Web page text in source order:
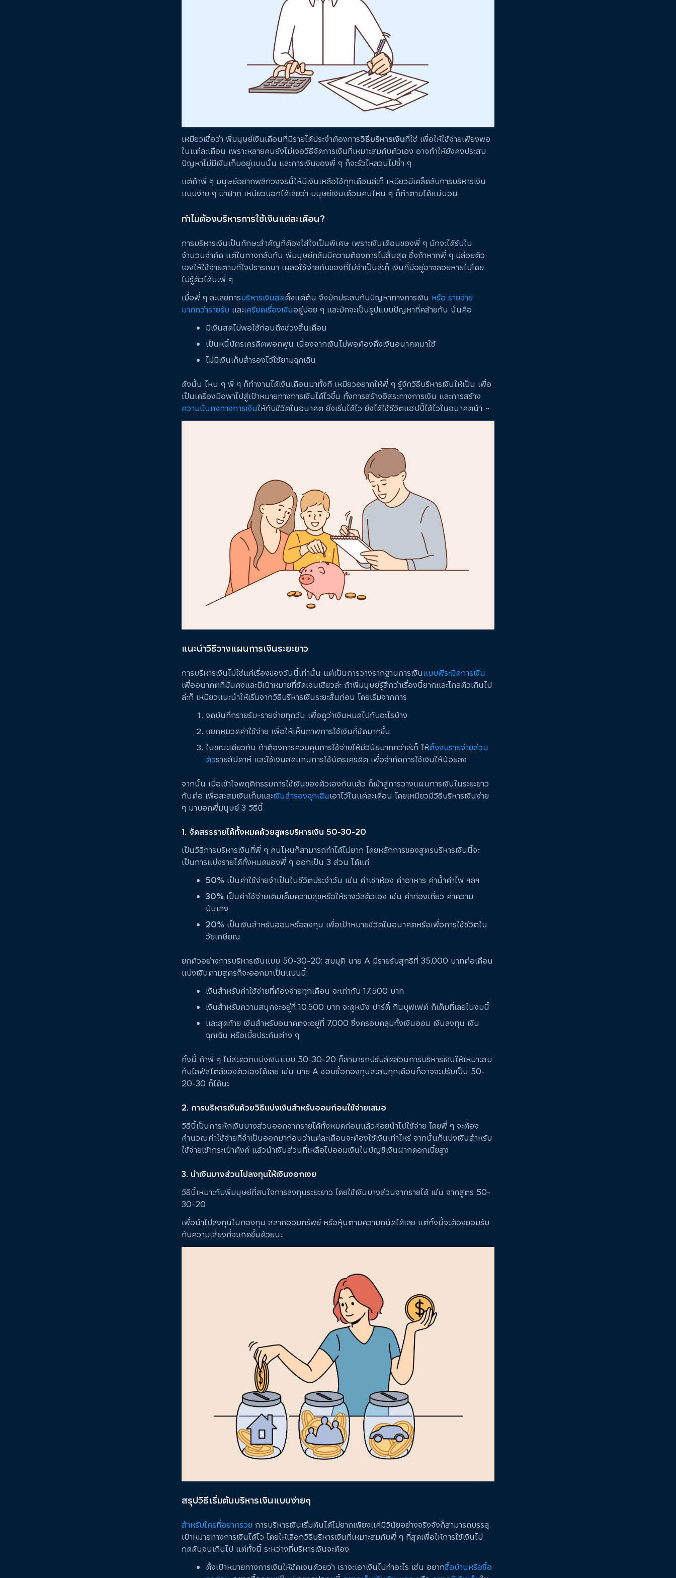
เหมียวเชื่อว่า พี่มนุษย์เงินเดือนที่มีรายได้ประจำต้องการวิธีบริหารเงินที่ใช่ เพื่อให้ใช้จ่ายเพียงพอ
ในแต่ละเดือน เพราะหลายคนยังไม่เจอวิธีจัดการเงินที่เหมาะสมกับตัวเอง อาจทำให้ยังคงประสบ
ปัญหาไม่มีเงินเก็บอยู่แบบนั้น และการเงินของพี่ ๆ ก็จะรั่วไหลวนไปซ้ำ ๆ
แต่ถ้าพี่ ๆ มนุษย์อยากพลิกวงจรนี้ให้มีเงินเหลือใช้ทุกเดือนล่ะก็ เหมียวมีเคล็ดลับการบริหารเงิน
แบบง่าย ๆ มาฝาก เหมียวบอกได้เลยว่า มนุษย์เงินเดือนคนไหน ๆ ก็ทำตามได้แน่นอน
ทําไมต้องบริหารการใช้เงินแต่ละเดือน?
การบริหารเงินเป็นทักษะสำคัญที่ต้องใส่ใจเป็นพิเศษ เพราะเงินเดือนของพี่ ๆ มักจะได้รับใน
จำนวนจำกัด แต่ในทางกลับกัน พี่มนุษย์กลับมีความต้องการไม่สิ้นสุด ซึ่งถ้าหากพี่ ๆ ปล่อยตัว
เองให้ใช้จ่ายตามที่ใจปรารถนา เผลอใช้จ่ายกับของที่ไม่จำเป็นล่ะก็ เงินที่มีอยู่อาจลอยหายไปโดย
ไม่รู้ตัวได้นะพี่ ๆ
เมื่อพี่ ๆ ละเลยการบริหารเงินสดตั้งแต่ต้น จึงมักประสบกับปัญหาทางการเงิน หรือ รายจ่าย
มากกว่ารายรับ และเครียดเรื่องเงินอยู่บ่อย ๆ และมักจะเป็นรูปแบบปัญหาที่คล้ายกัน นั่นคือ
มีเงินสดไม่พอใช้ก่อนถึงช่วงสิ้นเดือน
เป็นหนี้บัตรเครดิตพอกพูน เนื่องจากเงินไม่พอต้องดึงเงินอนาคตมาใช้
ไม่มีเงินเก็บสำรองไว้ใช้ยามฉุกเฉิน
ดังนั้น ไหน ๆ พี่ ๆ ก็ทำงานได้เงินเดือนมาทั้งที เหมียวอยากให้พี่ ๆ รู้จักวิธีบริหารเงินให้เป็น เพื่อ
เป็นเครื่องมือพาไปสู่เป้าหมายทางการเงินได้ไวขึ้น ทั้งการสร้างอิสระทางการเงิน และการสร้าง
ความมั่นคงทางการเงินให้กับชีวิตในอนาคต ยิ่งเริ่มได้ไว ยิ่งได้ใช้ชีวิตแฮปปี้ได้ไวในอนาคตน้า ~
แนะนำวิธีวางแผนการเงินระยะยาว
การบริหารเงินไม่ใช่แค่เรื่องของวันนี้เท่านั้น แต่เป็นการวางรากฐานการเงินแบบพีระมิดการเงิน
เพื่ออนาคตที่มั่นคงและมีเป้าหมายที่ชัดเจนเชียวล่ะ ถ้าพี่มนุษย์รู้สึกว่าเรื่องนี้ยากและไกลตัวเกินไป
ล่ะก็ เหมียวแนะนำให้เริ่มจากวิธีบริหารเงินระยะสั้นก่อน โดยเริ่มจากการ
จดบันทึกรายรับ-รายจ่ายทุกวัน เพื่อดูว่าเงินหมดไปกับอะไรบ้าง
แยกหมวดค่าใช้จ่าย เพื่อให้เห็นภาพการใช้เงินที่ชัดมากขึ้น
ในขณะเดียวกัน ถ้าต้องการควบคุมการใช้จ่ายให้มีวินัยมากกว่าล่ะก็ ให้ตั้งงบรายจ่ายส่วน
ตัวรายสัปดาห์ และใช้เงินสดแทนการใช้บัตรเครดิต เพื่อจำกัดการใช้เงินให้น้อยลง
จากนั้น เมื่อเข้าใจพฤติกรรมการใช้เงินของตัวเองกันแล้ว ก็เข้าสู่การวางแผนการเงินในระยะยาว
กันต่อ เพื่อสะสมเงินเก็บและเงินสำรองฉุกเฉินเอาไว้ในแต่ละเดือน โดยเหมียวมีวิธีบริหารเงินง่าย
ๆ มาบอกพี่มนุษย์ 3 วิธีนี้
1. จัดสรรรายได้ทั้งหมดด้วยสูตรบริหารเงิน 50-30-20
เป็นวิธีการบริหารเงินที่พี่ ๆ คนไหนก็สามารถทำได้ไม่ยาก โดยหลักการของสูตรบริหารเงินนี้จะ
เป็นการแบ่งรายได้ทั้งหมดของพี่ ๆ ออกเป็น 3 ส่วน ได้แก่
50% เป็นค่าใช้จ่ายจำเป็นในชีวิตประจำวัน เช่น ค่าเช่าห้อง ค่าอาหาร ค่าน้ำค่าไฟ ฯลฯ
30% เป็นค่าใช้จ่ายเติมเต็มความสุขหรือให้รางวัลตัวเอง เช่น ค่าท่องเที่ยว ค่าความ
บันเทิง
20% เป็นเงินสำหรับออมหรือลงทุน เพื่อเป้าหมายชีวิตในอนาคตหรือเพื่อการใช้ชีวิตใน
วัยเกษียณ
ยกตัวอย่างการบริหารเงินแบบ 50-30-20: สมมุติ นาย A มีรายรับสุทธิที่ 35,000 บาทต่อเดือน
แบ่งเงินตามสูตรก็จะออกมาเป็นแบบนี้:
เงินสำหรับค่าใช้จ่ายที่ต้องจ่ายทุกเดือน จะเท่ากับ 17,500 บาท
เงินสำหรับความสนุกจะอยู่ที่ 10,500 บาท จะดูหนัง ปาร์ตี้ กินบุฟเฟต์ ก็เต็มที่เลยในงบนี้
และสุดท้าย เงินสำหรับอนาคตจะอยู่ที่ 7,000 ซึ่งครอบคลุมทั้งเงินออม เงินลงทุน เงิน
ฉุกเฉิน หรือเบี้ยประกันต่าง ๆ
ทั้งนี้ ถ้าพี่ ๆ ไม่สะดวกแบ่งเงินแบบ 50-30-20 ก็สามารถปรับสัดส่วนการบริหารเงินให้เหมาะสม
กับไลฟ์สไตล์ของตัวเองได้เลย เช่น นาย A ชอบซื้อกองทุนสะสมทุกเดือนก็อาจจะปรับเป็น 50-
20-30 ก็ได้นะ
2. การบริหารเงินด้วยวิธีแบ่งเงินสำหรับออมก่อนใช้จ่ายเสมอ
วิธีนี้เป็นการหักเงินบางส่วนออกจากรายได้ทั้งหมดก่อนแล้วค่อยนำไปใช้จ่าย โดยพี่ ๆ จะต้อง
คำนวณค่าใช้จ่ายที่จำเป็นออกมาก่อนว่าแต่ละเดือนจะต้องใช้เงินเท่าไหร่ จากนั้นก็แบ่งเงินสำหรับ
ใช้จ่ายเข้ากระเป๋าตังค์ แล้วนำเงินส่วนที่เหลือไปออมเงินในบัญชีเงินฝากดอกเบี้ยสูง
3. นำเงินบางส่วนไปลงทุนให้เงินงอกเงย
วิธีนี้เหมาะกับพี่มนุษย์ที่สนใจการลงทุนระยะยาว โดยใช้เงินบางส่วนจากรายได้ เช่น จากสูตร 50-
30-20
เพื่อนำไปลงทุนในกองทุน สลากออมทรัพย์ หรือหุ้นตามความถนัดได้เลย แต่ทั้งนี้จะต้องยอมรับ
กับความเสี่ยงที่จะเกิดขึ้นด้วยนะ
สรุปวิธีเริ่มต้นบริหารเงินแบบง่ายๆ
สำหรับใครที่อยากรวย การบริหารเงินเริ่มต้นได้ไม่ยากเพียงแค่มีวินัยอย่างจริงจังก็สามารถบรรลุ
เป้าหมายทางการเงินได้ไว โดยให้เลือกวิธีบริหารเงินที่เหมาะสมกับพี่ ๆ ที่สุดเพื่อให้การใช้เงินไม่
กดดันจนเกินไป แต่ทั้งนี้ ระหว่างที่บริหารเงินจะต้อง
ตั้งเป้าหมายทางการเงินให้ชัดเจนด้วยว่า เราจะเอาเงินไปทำอะไร เช่น อยากซื้อบ้านหรือซื้อ